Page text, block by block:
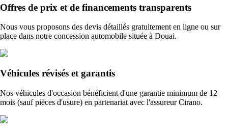
Offres de prix et de financements transparents
Nous vous proposons des devis détaillés gratuitement en ligne ou sur
place dans notre concession automobile située à Douai.
Véhicules révisés et garantis
Nos véhicules d'occasion bénéficient d'une garantie minimum de 12
mois (sauf pièces d'usure) en partenariat avec l'assureur Cirano.